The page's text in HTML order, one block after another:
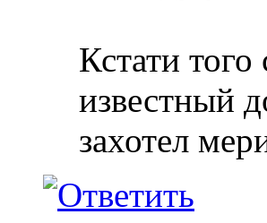
Кстати
известный
захотел